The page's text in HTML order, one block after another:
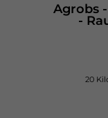
Agrobs
-
20